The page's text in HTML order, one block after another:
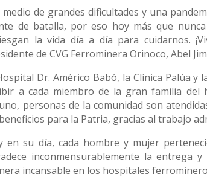
medio de grandes dificultades y una
de batalla, por eso hoy más que
la vida día a día para cuidarnos.
de CVG Ferrominera Orinoco, Abel
Dr. Américo Babó, la Clínica Palúa
a cada miembro de la gran familia
personas de la comunidad son
para la Patria, gracias al trabajo
en su día, cada hombre y mujer
inconmensurablemente la entrega
incansable en los hospitales